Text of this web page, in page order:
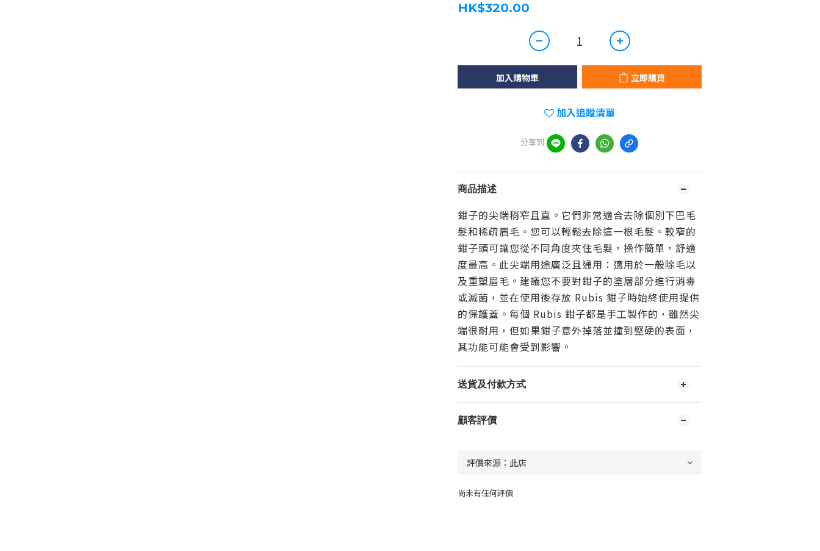
HK$320.00
加入購物車 立即購買
加入追蹤清單
分享到
商品描述
鉗子的尖端稍窄且直。它們非常適合去除個別下巴毛
髮和稀疏眉毛。您可以輕鬆去除這一根毛髮。較窄的
鉗子頭可讓您從不同角度夾住毛髮，操作簡單，舒適
度最高。此尖端用途廣泛且通用：適用於一般除毛以
及重塑眉毛。建議您不要對鉗子的塗層部分進行消毒
或滅菌，並在使用後存放 Rubis 鉗子時始終使用提供
的保護蓋。每個 Rubis 鉗子都是手工製作的，雖然尖
端很耐用，但如果鉗子意外掉落並撞到堅硬的表面，
其功能可能會受到影響。
送貨及付款方式
顧客評價
尚未有任何評價